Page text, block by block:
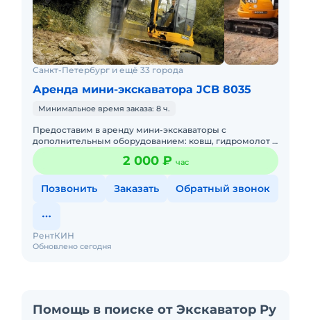
Санкт-Петербург и ещё 33 города
Аренда мини-экскаватора JCB 8035
Минимальное время заказа: 8 ч.
Предоставим в аренду мини-экскаваторы с
дополнительным оборудованием: ковш, гидромолот и
бур. Минимальный заказ спецтехники - одна смена, 7
часов работы + 1 час
2 000 ₽ час
Позвонить Заказать Обратный звонок
Обновлено сегодня
РентКИН
Помощь в поиске от Экскаватор Ру